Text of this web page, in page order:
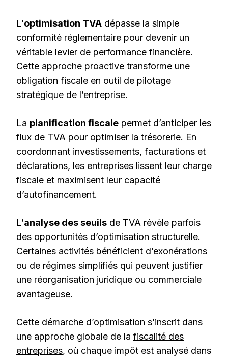
L’optimisation TVA dépasse la simple
conformité réglementaire pour devenir un
véritable levier de performance financière.
Cette approche proactive transforme une
obligation fiscale en outil de pilotage
stratégique de l’entreprise.
La planification fiscale permet d’anticiper les
flux de TVA pour optimiser la trésorerie. En
coordonnant investissements, facturations et
déclarations, les entreprises lissent leur charge
fiscale et maximisent leur capacité
d’autofinancement.
L’analyse des seuils de TVA révèle parfois
des opportunités d’optimisation structurelle.
Certaines activités bénéficient d’exonérations
ou de régimes simplifiés qui peuvent justifier
une réorganisation juridique ou commerciale
avantageuse.
Cette démarche d’optimisation s’inscrit dans
une approche globale de la fiscalité des
entreprises, où chaque impôt est analysé dans